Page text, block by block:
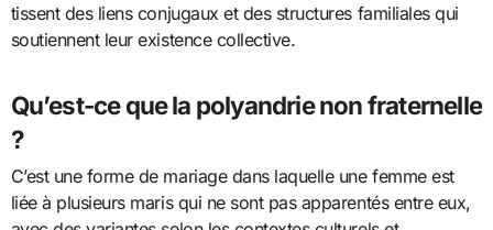
tissent des liens conjugaux et des structures familiales qui
soutiennent leur existence collective.
Qu’est-ce que la polyandrie non fraternelle
?
C’est une forme de mariage dans laquelle une femme est
liée à plusieurs maris qui ne sont pas apparentés entre eux,